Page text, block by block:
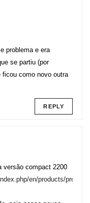
problema e era
se partiu (por
ficou como novo outra
REPLY
versão compact 2200
en/products/